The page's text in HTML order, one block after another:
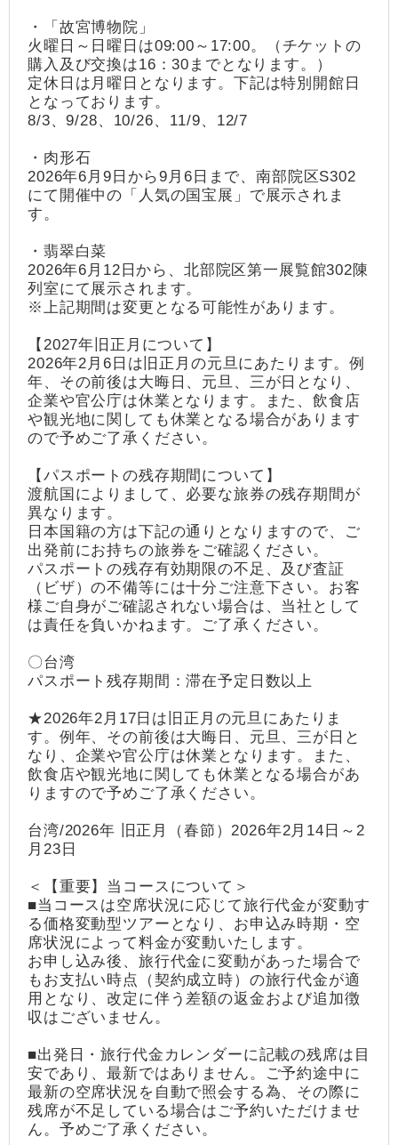
・「故宮博物院」
火曜日～日曜日は09:00～17:00。（チケットの
購入及び交換は16：30までとなります。）
定休日は月曜日となります。下記は特別開館日
となっております。
8/3、9/28、10/26、11/9、12/7
・肉形石
2026年6月9日から9月6日まで、南部院区S302
にて開催中の「人気の国宝展」で展示されま
す。
・翡翠白菜
2026年6月12日から、北部院区第一展覧館302陳
列室にて展示されます。
※上記期間は変更となる可能性があります。
【2027年旧正月について】
2026年2月6日は旧正月の元旦にあたります。例
年、その前後は大晦日、元旦、三が日となり、
企業や官公庁は休業となります。また、飲食店
や観光地に関しても休業となる場合があります
ので予めご了承ください。
【パスポートの残存期間について】
渡航国によりまして、必要な旅券の残存期間が
異なります。
日本国籍の方は下記の通りとなりますので、ご
出発前にお持ちの旅券をご確認ください。
パスポートの残存有効期限の不足、及び査証
（ビザ）の不備等には十分ご注意下さい。お客
様ご自身がご確認されない場合は、当社として
は責任を負いかねます。ご了承ください。
〇台湾
パスポート残存期間：滞在予定日数以上
★2026年2月17日は旧正月の元旦にあたりま
す。例年、その前後は大晦日、元旦、三が日と
なり、企業や官公庁は休業となります。また、
飲食店や観光地に関しても休業となる場合があ
りますので予めご了承ください。
台湾/2026年 旧正月（春節）2026年2月14日～2
月23日
＜【重要】当コースについて＞
■当コースは空席状況に応じて旅行代金が変動す
る価格変動型ツアーとなり、お申込み時期・空
席状況によって料金が変動いたします。
お申し込み後、旅行代金に変動があった場合で
もお支払い時点（契約成立時）の旅行代金が適
用となり、改定に伴う差額の返金および追加徴
収はございません。
■出発日・旅行代金カレンダーに記載の残席は目
安であり、最新ではありません。ご予約途中に
最新の空席状況を自動で照会する為、その際に
残席が不足している場合はご予約いただけませ
ん。予めご了承ください。